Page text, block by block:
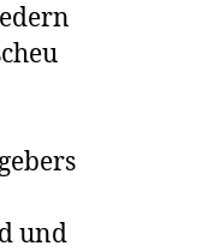
und